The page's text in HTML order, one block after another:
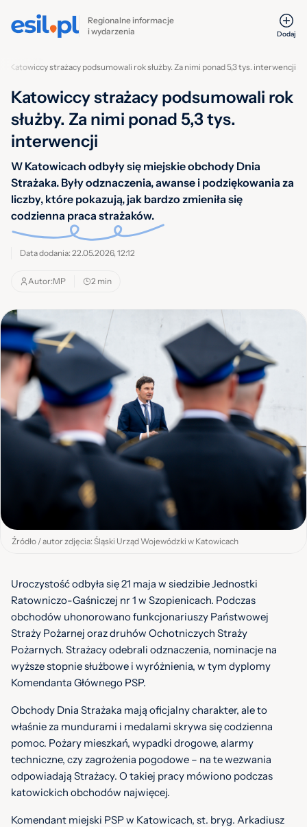
Regionalne informacje
i wydarzenia
Dodaj
Katowiccy strażacy podsumowali rok służby. Za nimi ponad 5,3 tys. interwencji
Katowiccy strażacy podsumowali rok
służby. Za nimi ponad 5,3 tys.
interwencji
W Katowicach odbyły się miejskie obchody Dnia
Strażaka. Były odznaczenia, awanse i podziękowania za
liczby, które pokazują, jak bardzo zmieniła się
codzienna praca strażaków.
Data dodania: 22.05.2026, 12:12
Autor:MP 2 min
Źródło / autor zdjęcia: Śląski Urząd Wojewódzki w Katowicach
Uroczystość odbyła się 21 maja w siedzibie Jednostki
Ratowniczo-Gaśniczej nr 1 w Szopienicach. Podczas
obchodów uhonorowano funkcjonariuszy Państwowej
Straży Pożarnej oraz druhów Ochotniczych Straży
Pożarnych. Strażacy odebrali odznaczenia, nominacje na
wyższe stopnie służbowe i wyróżnienia, w tym dyplomy
Komendanta Głównego PSP.
Obchody Dnia Strażaka mają oficjalny charakter, ale to
właśnie za mundurami i medalami skrywa się codzienna
pomoc. Pożary mieszkań, wypadki drogowe, alarmy
techniczne, czy zagrożenia pogodowe – na te wezwania
odpowiadają Strażacy. O takiej pracy mówiono podczas
katowickich obchodów najwięcej.
Komendant miejski PSP w Katowicach, st. bryg. Arkadiusz